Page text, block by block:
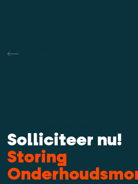
bij je nieuwe werkgever.
Solliciteer nu!
Storing